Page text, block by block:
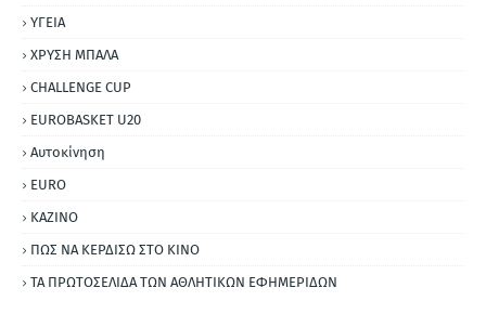
ΥΓΕΙΑ
ΧΡΥΣΗ ΜΠΑΛΑ
CHALLENGE CUP
EUROBASKET U20
Αυτοκίνηση
ΕURO
ΚΑΖΙΝΟ
ΠΩΣ ΝΑ ΚΕΡΔΙΣΩ ΣΤΟ ΚΙΝΟ
ΤΑ ΠΡΩΤΟΣΕΛΙΔΑ ΤΩΝ ΑΘΛΗΤΙΚΩΝ ΕΦΗΜΕΡΙΔΩΝ